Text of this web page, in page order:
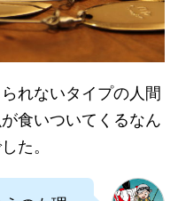
れないタイプの人間
食いついてくるなん
た。